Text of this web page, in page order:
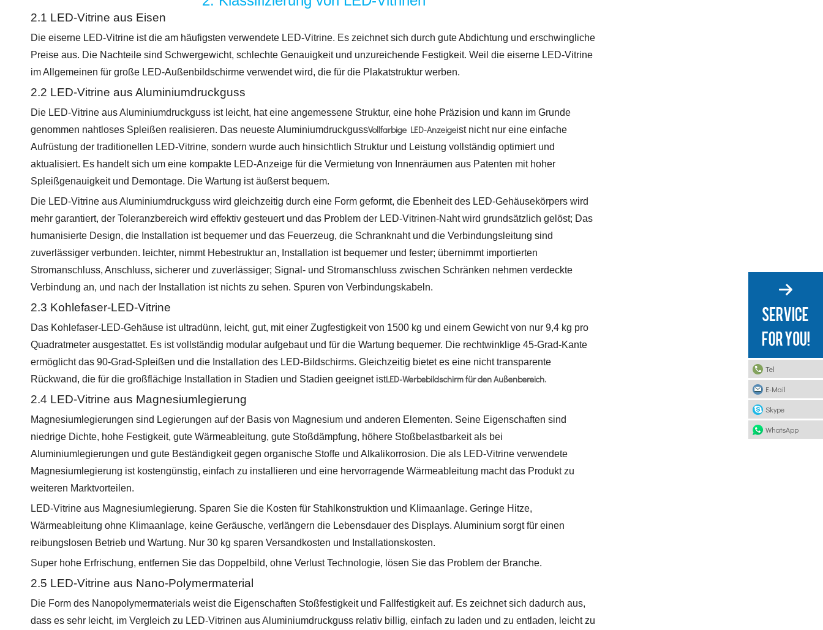
2.1 LED-Vitrine aus Eisen
Die eiserne LED-Vitrine ist die am häufigsten verwendete LED-Vitrine. Es zeichnet sich durch gute Abdichtung und erschwingliche
Preise aus. Die Nachteile sind Schwergewicht, schlechte Genauigkeit und unzureichende Festigkeit. Weil die eiserne LED-Vitrine
im Allgemeinen für große LED-Außenbildschirme verwendet wird, die für die Plakatstruktur werben.
2.2 LED-Vitrine aus Aluminiumdruckguss
Die LED-Vitrine aus Aluminiumdruckguss ist leicht, hat eine angemessene Struktur, eine hohe Präzision und kann im Grunde
genommen nahtloses Spleißen realisieren. Das neueste AluminiumdruckgussVollfarbige LED-Anzeigeist nicht nur eine einfache
Aufrüstung der traditionellen LED-Vitrine, sondern wurde auch hinsichtlich Struktur und Leistung vollständig optimiert und
aktualisiert. Es handelt sich um eine kompakte LED-Anzeige für die Vermietung von Innenräumen aus Patenten mit hoher
Spleißgenauigkeit und Demontage. Die Wartung ist äußerst bequem.
Die LED-Vitrine aus Aluminiumdruckguss wird gleichzeitig durch eine Form geformt, die Ebenheit des LED-Gehäusekörpers wird
mehr garantiert, der Toleranzbereich wird effektiv gesteuert und das Problem der LED-Vitrinen-Naht wird grundsätzlich gelöst; Das
humanisierte Design, die Installation ist bequemer und das Feuerzeug, die Schranknaht und die Verbindungsleitung sind
zuverlässiger verbunden. leichter, nimmt Hebestruktur an, Installation ist bequemer und fester; übernimmt importierten
Stromanschluss, Anschluss, sicherer und zuverlässiger; Signal- und Stromanschluss zwischen Schränken nehmen verdeckte
Verbindung an, und nach der Installation ist nichts zu sehen. Spuren von Verbindungskabeln.
2.3 Kohlefaser-LED-Vitrine
Das Kohlefaser-LED-Gehäuse ist ultradünn, leicht, gut, mit einer Zugfestigkeit von 1500 kg und einem Gewicht von nur 9,4 kg pro
Quadratmeter ausgestattet. Es ist vollständig modular aufgebaut und für die Wartung bequemer. Die rechtwinklige 45-Grad-Kante
ermöglicht das 90-Grad-Spleißen und die Installation des LED-Bildschirms. Gleichzeitig bietet es eine nicht transparente
Rückwand, die für die großflächige Installation in Stadien und Stadien geeignet istLED-Werbebildschirm für den Außenbereich.
2.4 LED-Vitrine aus Magnesiumlegierung
Magnesiumlegierungen sind Legierungen auf der Basis von Magnesium und anderen Elementen. Seine Eigenschaften sind
niedrige Dichte, hohe Festigkeit, gute Wärmeableitung, gute Stoßdämpfung, höhere Stoßbelastbarkeit als bei
Aluminiumlegierungen und gute Beständigkeit gegen organische Stoffe und Alkalikorrosion. Die als LED-Vitrine verwendete
Magnesiumlegierung ist kostengünstig, einfach zu installieren und eine hervorragende Wärmeableitung macht das Produkt zu
weiteren Marktvorteilen.
LED-Vitrine aus Magnesiumlegierung. Sparen Sie die Kosten für Stahlkonstruktion und Klimaanlage. Geringe Hitze,
Wärmeableitung ohne Klimaanlage, keine Geräusche, verlängern die Lebensdauer des Displays. Aluminium sorgt für einen
reibungslosen Betrieb und Wartung. Nur 30 kg sparen Versandkosten und Installationskosten.
Super hohe Erfrischung, entfernen Sie das Doppelbild, ohne Verlust Technologie, lösen Sie das Problem der Branche.
2.5 LED-Vitrine aus Nano-Polymermaterial
Die Form des Nanopolymermaterials weist die Eigenschaften Stoßfestigkeit und Fallfestigkeit auf. Es zeichnet sich dadurch aus,
dass es sehr leicht, im Vergleich zu LED-Vitrinen aus Aluminiumdruckguss relativ billig, einfach zu laden und zu entladen, leicht zu
Tel
E-Mail
Skype
WhatsApp